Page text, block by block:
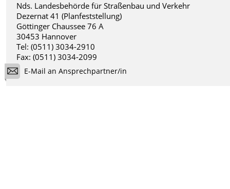
Nds. Landesbehörde für Straßenbau und Verkehr
Dezernat 41 (Planfeststellung)
Göttinger Chaussee 76 A
30453 Hannover
Tel: (0511) 3034-2910
Fax: (0511) 3034-2099
E-Mail an Ansprechpartner/in